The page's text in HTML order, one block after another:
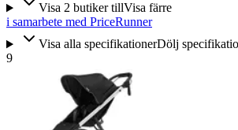
Visa 2 butiker tillVisa färre
i samarbete med PriceRunner
Visa alla specifikationerDölj
9